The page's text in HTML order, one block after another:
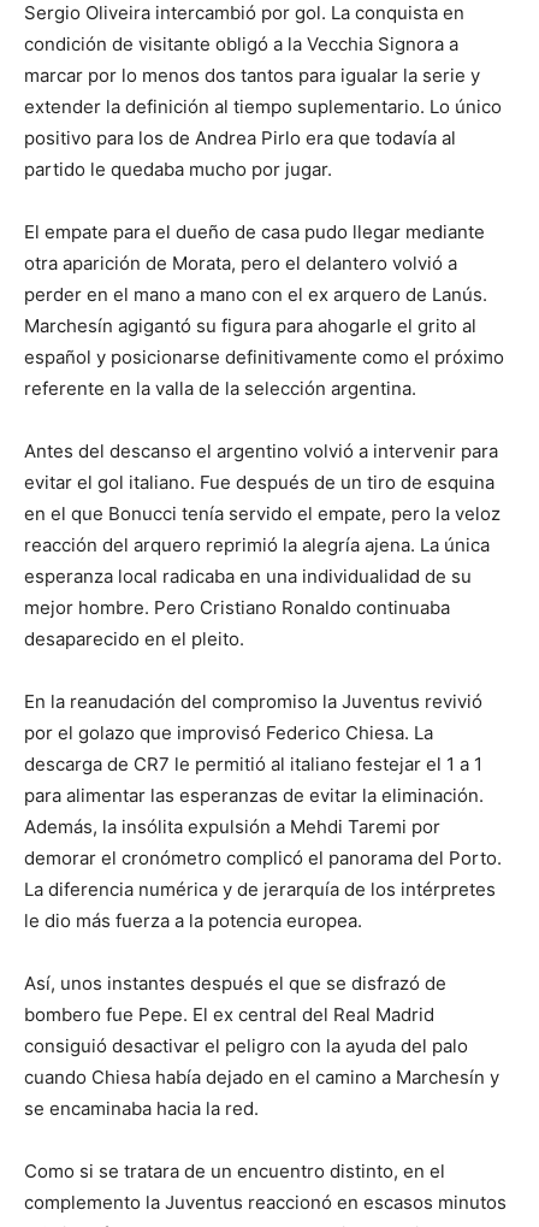
Sergio Oliveira intercambió por gol. La conquista en
condición de visitante obligó a la Vecchia Signora a
marcar por lo menos dos tantos para igualar la serie y
extender la definición al tiempo suplementario. Lo único
positivo para los de Andrea Pirlo era que todavía al
partido le quedaba mucho por jugar.
El empate para el dueño de casa pudo llegar mediante
otra aparición de Morata, pero el delantero volvió a
perder en el mano a mano con el ex arquero de Lanús.
Marchesín agigantó su figura para ahogarle el grito al
español y posicionarse definitivamente como el próximo
referente en la valla de la selección argentina.
Antes del descanso el argentino volvió a intervenir para
evitar el gol italiano. Fue después de un tiro de esquina
en el que Bonucci tenía servido el empate, pero la veloz
reacción del arquero reprimió la alegría ajena. La única
esperanza local radicaba en una individualidad de su
mejor hombre. Pero Cristiano Ronaldo continuaba
desaparecido en el pleito.
En la reanudación del compromiso la Juventus revivió
por el golazo que improvisó Federico Chiesa. La
descarga de CR7 le permitió al italiano festejar el 1 a 1
para alimentar las esperanzas de evitar la eliminación.
Además, la insólita expulsión a Mehdi Taremi por
demorar el cronómetro complicó el panorama del Porto.
La diferencia numérica y de jerarquía de los intérpretes
le dio más fuerza a la potencia europea.
Así, unos instantes después el que se disfrazó de
bombero fue Pepe. El ex central del Real Madrid
consiguió desactivar el peligro con la ayuda del palo
cuando Chiesa había dejado en el camino a Marchesín y
se encaminaba hacia la red.
Como si se tratara de un encuentro distinto, en el
complemento la Juventus reaccionó en escasos minutos